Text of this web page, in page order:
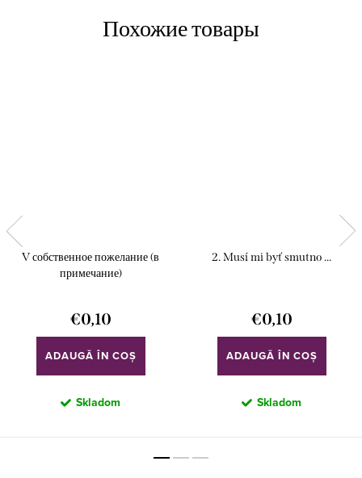
V собственное пожелание (в
примечание)
€0,10
ADAUGĂ ÎN COŞ
Skladom
2. Musí mi byť smutno ...
€0,10
ADAUGĂ ÎN COŞ
Skladom